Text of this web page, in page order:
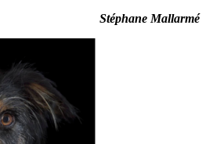
Stéphane Mallarmé